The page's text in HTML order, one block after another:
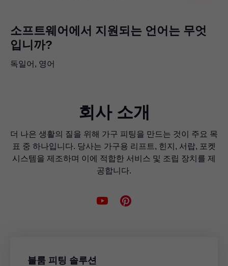
소프트웨어에서 지원되는 언어는 무엇
입니까?
독일어, 영어
회사 소개
더 나은 생활의 질을 위해 가구 피팅을 만드는 것이 주요 목
표 중 하나입니다. 당사는 가구용 리프트, 힌지, 서랍, 포켓
시스템을 제조하며 이에 적합한 서비스 및 조립 장치를 제
공합니다.
블룸 피팅 솔루션